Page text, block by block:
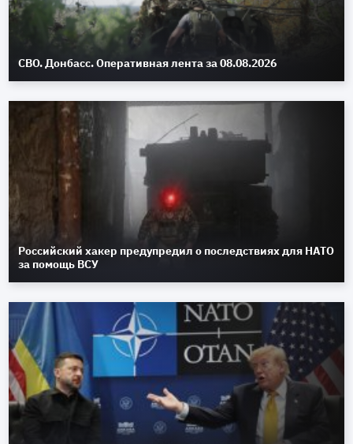
СВО. Донбасс. Оперативная лента за 08.08.2026
Российский хакер предупредил о последствиях для НАТО
за помощь ВСУ